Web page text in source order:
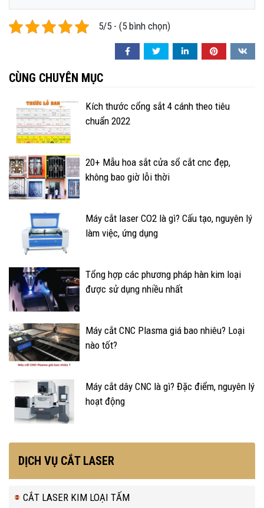
5/5 - (5 bình chọn)
CÙNG CHUYÊN MỤC
Kích thước cổng sắt 4 cánh theo tiêu
chuẩn 2022
20+ Mẫu hoa sắt cửa sổ cắt cnc đẹp,
không bao giờ lỗi thời
Máy cắt laser CO2 là gì? Cấu tạo, nguyên lý
làm việc, ứng dụng
Tổng hợp các phương pháp hàn kim loại
được sử dụng nhiều nhất
Máy cắt CNC Plasma giá bao nhiêu? Loại
nào tốt?
Máy cắt dây CNC là gì? Đặc điểm, nguyên lý
hoạt động
DỊCH VỤ CẮT LASER
CẮT LASER KIM LOẠI TẤM